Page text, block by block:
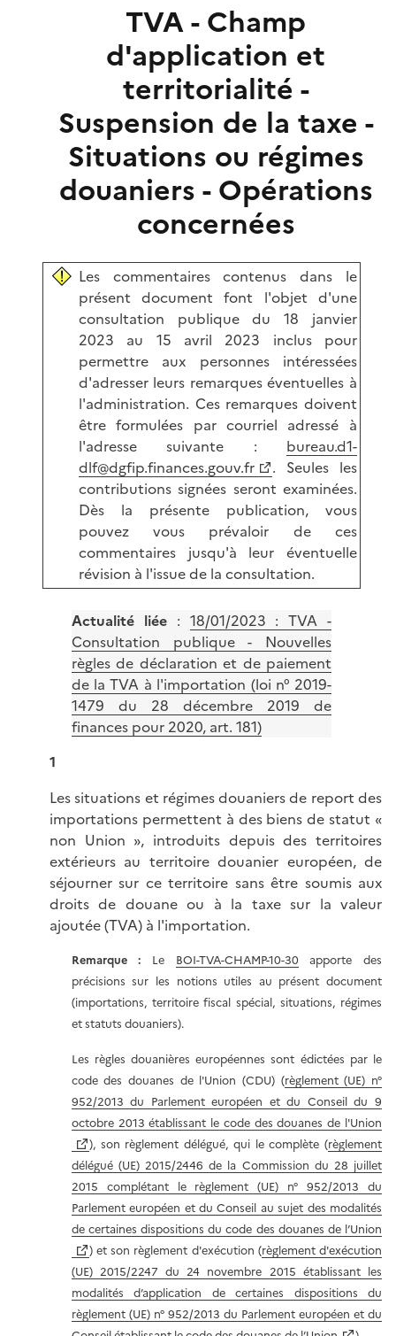
TVA - Champ
d'application et
territorialité -
Suspension de la taxe -
Situations ou régimes
douaniers - Opérations
concernées
Les commentaires contenus dans le
présent document font l'objet d'une
consultation publique du 18 janvier
2023 au 15 avril 2023 inclus pour
permettre aux personnes intéressées
d'adresser leurs remarques éventuelles à
l'administration. Ces remarques doivent
être formulées par courriel adressé à
l'adresse suivante : bureau.d1-
dlf@dgfip.finances.gouv.fr
. Seules les
contributions signées seront examinées.
Dès la présente publication, vous
pouvez vous prévaloir de ces
commentaires jusqu'à leur éventuelle
révision à l'issue de la consultation.
Actualité liée: 18/01/2023 : TVA -
Consultation publique - Nouvelles
règles de déclaration et de paiement
de la TVA à l'importation (loi n° 2019-
1479 du 28 décembre 2019 de
finances pour 2020, art. 181)
1
Les situations et régimes douaniers de report des
importations permettent à des biens de statut «
non Union », introduits depuis des territoires
extérieurs au territoire douanier européen, de
séjourner sur ce territoire sans être soumis aux
droits de douane ou à la taxe sur la valeur
ajoutée (TVA) à l'importation.
Remarque : Le BOI-TVA-CHAMP-10-30apporte des
précisions sur les notions utiles au présent document
(importations, territoire fiscal spécial, situations, régimes
et statuts douaniers).
Les règles douanières européennes sont édictées par le
code des douanes de l'Union (CDU) (règlement (UE) n°
952/2013 du Parlement européen et du Conseil du 9
octobre 2013 établissant le code des douanes de l'Union
), son règlement délégué, qui le complète (règlement
délégué (UE) 2015/2446 de la Commission du 28 juillet
2015 complétant le règlement (UE) n° 952/2013 du
Parlement européen et du Conseil au sujet des modalités
de certaines dispositions du code des douanes de l’Union
) et son règlement d'exécution (règlement d'exécution
(UE) 2015/2247 du 24 novembre 2015 établissant les
modalités d’application de certaines dispositions du
règlement (UE) n° 952/2013 du Parlement européen et du